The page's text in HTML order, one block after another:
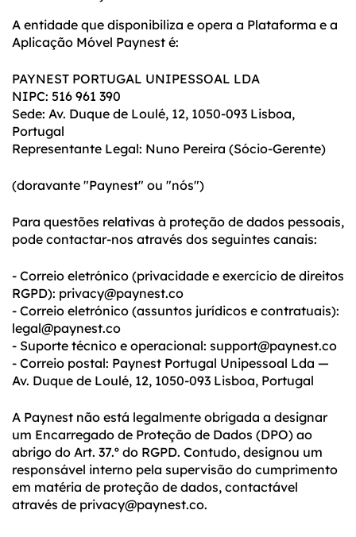
A entidade que disponibiliza e opera a Plataforma e a
Aplicação Móvel Paynest é:
PAYNEST PORTUGAL UNIPESSOAL LDA
NIPC: 516 961 390
Sede: Av. Duque de Loulé, 12, 1050-093 Lisboa,
Portugal
Representante Legal: Nuno Pereira (Sócio-Gerente)
(doravante "Paynest" ou "nós")
Para questões relativas à proteção de dados pessoais,
pode contactar-nos através dos seguintes canais:
- Correio eletrónico (privacidade e exercício de direitos
RGPD): privacy@paynest.co
- Correio eletrónico (assuntos jurídicos e contratuais):
legal@paynest.co
- Suporte técnico e operacional: support@paynest.co
- Correio postal: Paynest Portugal Unipessoal Lda —
Av. Duque de Loulé, 12, 1050-093 Lisboa, Portugal
A Paynest não está legalmente obrigada a designar
um Encarregado de Proteção de Dados (DPO) ao
abrigo do Art. 37.º do RGPD. Contudo, designou um
responsável interno pela supervisão do cumprimento
em matéria de proteção de dados, contactável
através de privacy@paynest.co.